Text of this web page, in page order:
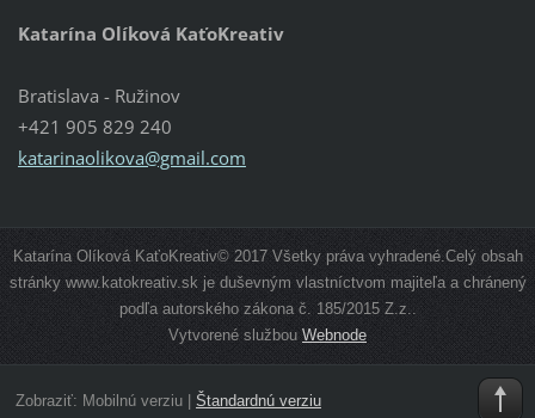
Katarína Olíková KaťoKreativ
Bratislava - Ružinov
+421 905 829 240
katarinaolikova@gmail.com
Katarína Olíková KaťoKreativ© 2017 Všetky práva vyhradené.Celý obsah
stránky www.katokreativ.sk je duševným vlastníctvom majiteľa a chránený
podľa autorského zákona č. 185/2015 Z.z..
Vytvorené službouWebnode
Zobraziť: Mobilnú verziu| Štandardnú verziu